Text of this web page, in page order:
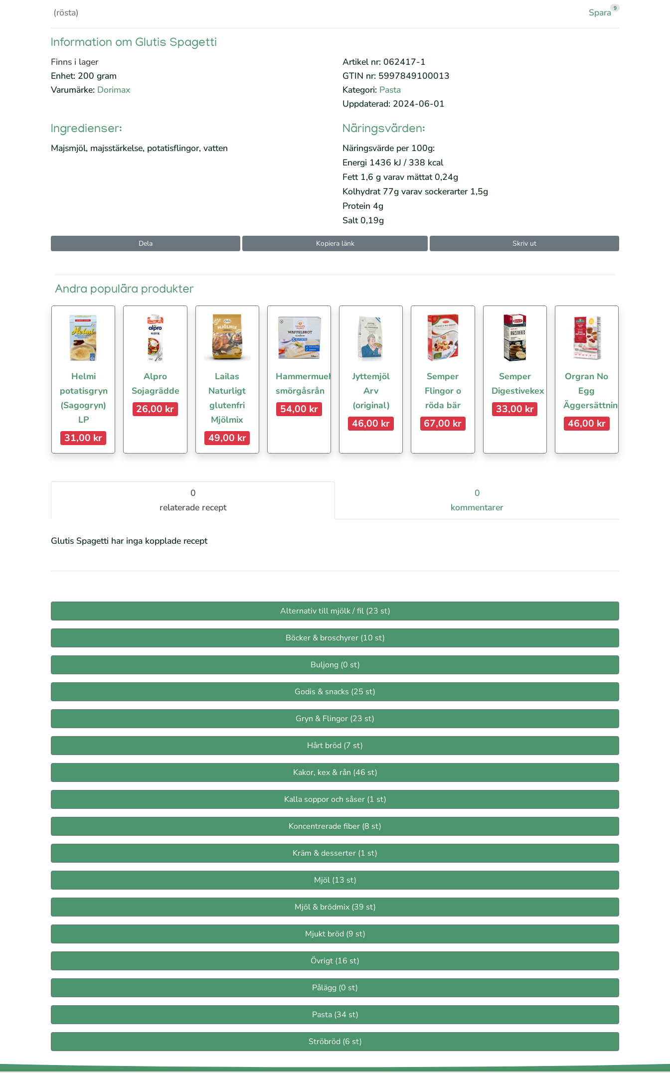
(rösta) Spara 9
Information om Glutis Spagetti
Finns i lager
Enhet: 200 gram
Varumärke: Dorimax
Artikel nr: 062417-1
GTIN nr: 5997849100013
Kategori: Pasta
Uppdaterad: 2024-06-01
Ingredienser:
Majsmjöl, majsstärkelse, potatisflingor, vatten
Näringsvärden:
Näringsvärde per 100g:
Energi 1436 kJ / 338 kcal
Fett 1,6 g varav mättat 0,24g
Kolhydrat 77g varav sockerarter 1,5g
Protein 4g
Salt 0,19g
Dela Kopiera länk Skriv ut
Andra populära produkter
Helmi
potatisgryn
(Sagogryn)
LP
31,00 kr
Alpro
Sojagrädde
26,00 kr
Lailas
Naturligt
glutenfri
Mjölmix
49,00 kr
Hammermuehle
smörgåsrån
54,00 kr
Jyttemjöl
Arv
(original)
46,00 kr
Semper
Flingor o
röda bär
67,00 kr
Semper
Digestivekex
33,00 kr
Orgran No
Egg
Äggersättning
46,00 kr
0
relaterade recept
0
kommentarer
Glutis Spagetti har inga kopplade recept
Alternativ till mjölk / fil (23 st)
Böcker & broschyrer (10 st)
Buljong (0 st)
Godis & snacks (25 st)
Gryn & Flingor (23 st)
Hårt bröd (7 st)
Kakor, kex & rån (46 st)
Kalla soppor och såser (1 st)
Koncentrerade fiber (8 st)
Kräm & desserter (1 st)
Mjöl (13 st)
Mjöl & brödmix (39 st)
Mjukt bröd (9 st)
Övrigt (16 st)
Pålägg (0 st)
Pasta (34 st)
Ströbröd (6 st)